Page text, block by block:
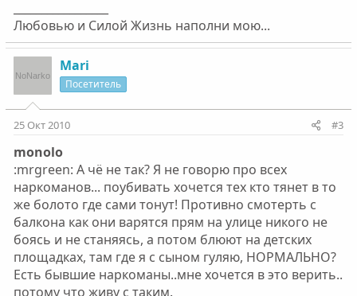
Любовью и Силой Жизнь наполни мою...
Mari
Посетитель
25 Окт 2010 #3
monolo
:mrgreen: А чё не так? Я не говорю про всех
наркоманов... поубивать хочется тех кто тянет в то
же болото где сами тонут! Противно смотерть с
балкона как они варятся прям на улице никого не
боясь и не станяясь, а потом блюют на детских
площадках, там где я с сыном гуляю, НОРМАЛЬНО?
Есть бывшие наркоманы..мне хочется в это верить..
потому что живу с таким.